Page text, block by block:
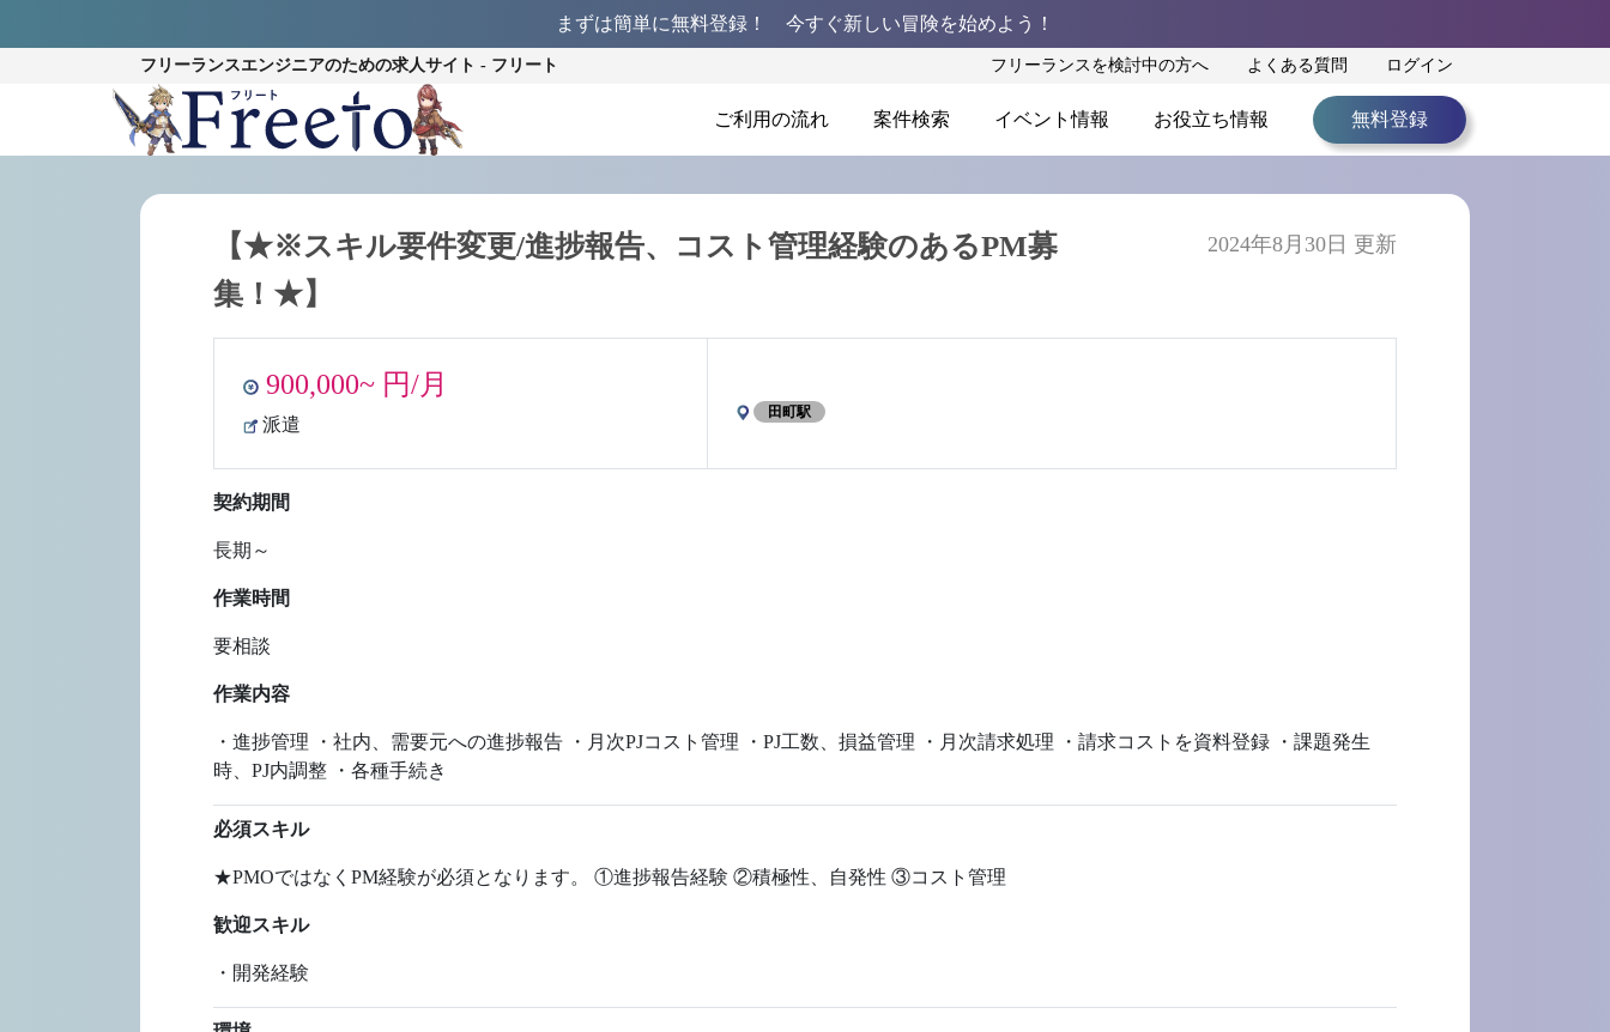
まずは簡単に無料登録！ 今すぐ新しい冒険を始めよう！
フリーランスエンジニアのための求人サイト - フリート フリーランスを検討中の方へ よくある質問 ログイン
ご利用の流れ 案件検索 イベント情報 お役立ち情報 無料登録
【★※スキル要件変更/進捗報告、コスト管理経験のあるPM募
集！★】
2024年8月30日 更新
900,000~ 円/月
派遣
田町駅
契約期間
長期～
作業時間
要相談
作業内容
・進捗管理 ・社内、需要元への進捗報告 ・月次PJコスト管理 ・PJ工数、損益管理 ・月次請求処理 ・請求コストを資料登録 ・課題発生
時、PJ内調整 ・各種手続き
必須スキル
★PMOではなくPM経験が必須となります。 ①進捗報告経験 ②積極性、自発性 ③コスト管理
歓迎スキル
・開発経験